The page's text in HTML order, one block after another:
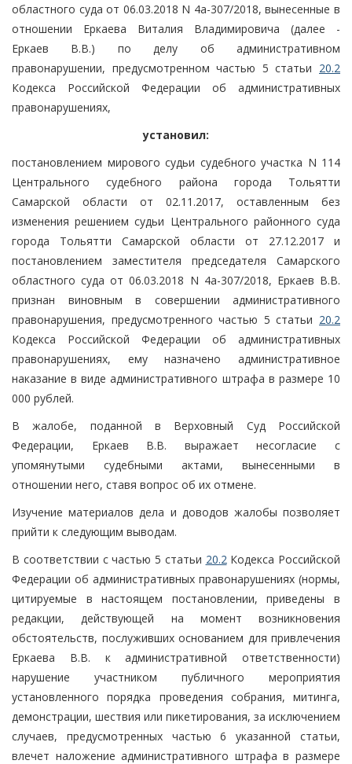
областного суда от 06.03.2018 N 4а-307/2018, вынесенные в
отношении Еркаева Виталия Владимировича (далее -
Еркаев В.В.) по делу об административном
правонарушении, предусмотренном частью 5 статьи 20.2
Кодекса Российской Федерации об административных
правонарушениях,
установил:
постановлением мирового судьи судебного участка N 114
Центрального судебного района города Тольятти
Самарской области от 02.11.2017, оставленным без
изменения решением судьи Центрального районного суда
города Тольятти Самарской области от 27.12.2017 и
постановлением заместителя председателя Самарского
областного суда от 06.03.2018 N 4а-307/2018, Еркаев В.В.
признан виновным в совершении административного
правонарушения, предусмотренного частью 5 статьи 20.2
Кодекса Российской Федерации об административных
правонарушениях, ему назначено административное
наказание в виде административного штрафа в размере 10
000 рублей.
В жалобе, поданной в Верховный Суд Российской
Федерации, Еркаев В.В. выражает несогласие с
упомянутыми судебными актами, вынесенными в
отношении него, ставя вопрос об их отмене.
Изучение материалов дела и доводов жалобы позволяет
прийти к следующим выводам.
В соответствии с частью 5 статьи 20.2 Кодекса Российской
Федерации об административных правонарушениях (нормы,
цитируемые в настоящем постановлении, приведены в
редакции, действующей на момент возникновения
обстоятельств, послуживших основанием для привлечения
Еркаева В.В. к административной ответственности)
нарушение участником публичного мероприятия
установленного порядка проведения собрания, митинга,
демонстрации, шествия или пикетирования, за исключением
случаев, предусмотренных частью 6 указанной статьи,
влечет наложение административного штрафа в размере